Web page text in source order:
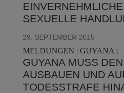
SEXUELLE
29. SEPTEMBER 2015
MELDUNGEN | GUYANA :
GUYANA MUSS
AUSBAUEN UND
TODESSTRAFE